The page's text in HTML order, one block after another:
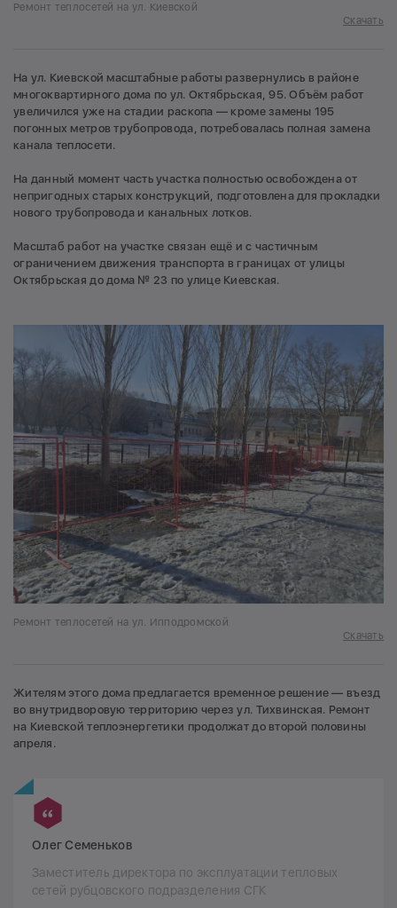
Ремонт теплосетей на ул. Киевской
Скачать
На ул. Киевской масштабные работы развернулись в районе
многоквартирного дома по ул. Октябрьская, 95. Объём работ
увеличился уже на стадии раскопа — кроме замены 195
погонных метров трубопровода, потребовалась полная замена
канала теплосети.
На данный момент часть участка полностью освобождена от
непригодных старых конструкций, подготовлена для прокладки
нового трубопровода и канальных лотков.
Масштаб работ на участке связан ещё и с частичным
ограничением движения транспорта в границах от улицы
Октябрьская до дома № 23 по улице Киевская.
Ремонт теплосетей на ул. Ипподромской
Скачать
Жителям этого дома предлагается временное решение — въезд
во внутридворовую территорию через ул. Тихвинская. Ремонт
на Киевской теплоэнергетики продолжат до второй половины
апреля.
Олег Семеньков
Заместитель директора по эксплуатации тепловых
сетей рубцовского подразделения СГК